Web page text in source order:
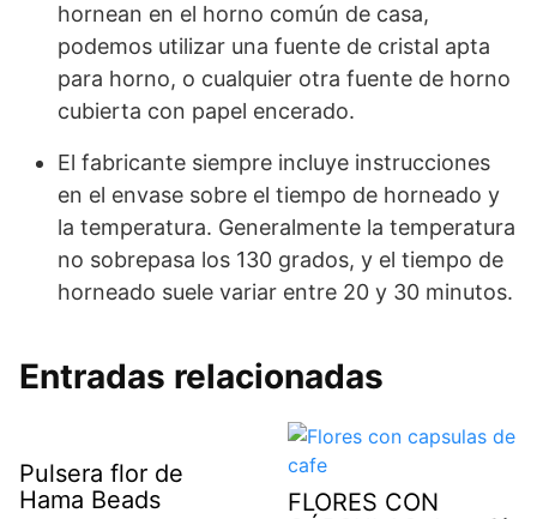
hornean en el horno común de casa,
podemos utilizar una fuente de cristal apta
para horno, o cualquier otra fuente de horno
cubierta con papel encerado.
El fabricante siempre incluye instrucciones
en el envase sobre el tiempo de horneado y
la temperatura. Generalmente la temperatura
no sobrepasa los 130 grados, y el tiempo de
horneado suele variar entre 20 y 30 minutos.
Entradas relacionadas
Pulsera flor de
Hama Beads
FLORES CON